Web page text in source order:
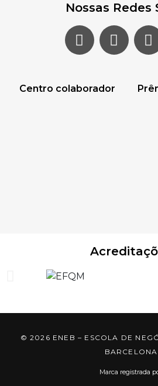
Nossas Redes
Centro colaborador
© 2026 ENEB – ESCOLA DE
BARCELONA
Marca registrada